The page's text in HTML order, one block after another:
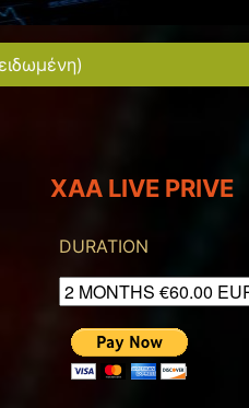
XAA LIVE PRIVE
DURATION